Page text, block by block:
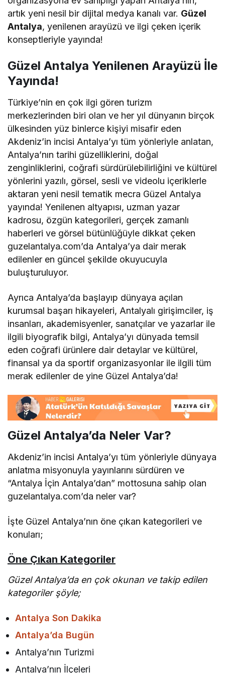
artık yeni nesil bir dijital medya kanalı var. Güzel
Antalya, yenilenen arayüzü ve ilgi çeken içerik
konseptleriyle yayında!
Güzel Antalya Yenilenen Arayüzü İle
Yayında!
Türkiye’nin en çok ilgi gören turizm
merkezlerinden biri olan ve her yıl dünyanın birçok
ülkesinden yüz binlerce kişiyi misafir eden
Akdeniz’in incisi Antalya’yı tüm yönleriyle anlatan,
Antalya’nın tarihi güzelliklerini, doğal
zenginliklerini, coğrafi sürdürülebilirliğini ve kültürel
yönlerini yazılı, görsel, sesli ve videolu içeriklerle
aktaran yeni nesil tematik mecra Güzel Antalya
yayında! Yenilenen altyapısı, uzman yazar
kadrosu, özgün kategorileri, gerçek zamanlı
haberleri ve görsel bütünlüğüyle dikkat çeken
guzelantalya.com’da Antalya’ya dair merak
edilenler en güncel şekilde okuyucuyla
buluşturuluyor.
Ayrıca Antalya’da başlayıp dünyaya açılan
kurumsal başarı hikayeleri, Antalyalı girişimciler, iş
insanları, akademisyenler, sanatçılar ve yazarlar ile
ilgili biyografik bilgi, Antalya’yı dünyada temsil
eden coğrafi ürünlere dair detaylar ve kültürel,
finansal ya da sportif organizasyonlar ile ilgili tüm
merak edilenler de yine Güzel Antalya’da!
Güzel Antalya’da Neler Var?
Akdeniz’in incisi Antalya’yı tüm yönleriyle dünyaya
anlatma misyonuyla yayınlarını sürdüren ve
“Antalya İçin Antalya’dan” mottosuna sahip olan
guzelantalya.com’da neler var?
İşte Güzel Antalya’nın öne çıkan kategorileri ve
konuları;
Öne Çıkan Kategoriler
Güzel Antalya’da en çok okunan ve takip edilen
kategoriler şöyle;
Antalya Son Dakika
Antalya’da Bugün
Antalya’nın Turizmi
Antalya’nın İlçeleri